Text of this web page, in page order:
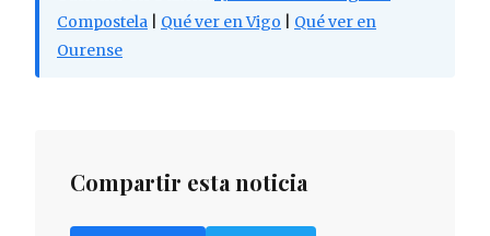
Compostela
Qué ver en Vigo
Qué ver en
Ourense
Compartir esta noticia